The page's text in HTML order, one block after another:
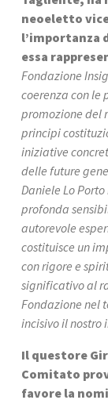
neoeletto
l’importanza
essa
Fondazione
coerenza con
promozione del
principi
iniziative
delle future
Daniele Lo
profonda
autorevole
costituisce un
con rigore e
significativo al
Fondazione nel
incisivo il nostro
Il questore
Comitato
favore la